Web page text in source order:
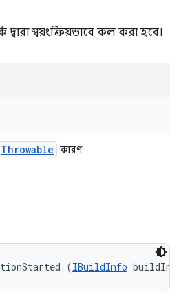
দ্বারা স্বয়ংক্রিয়ভাবে কল করা হবে।
Throwable কারণ
(IBuildInfo